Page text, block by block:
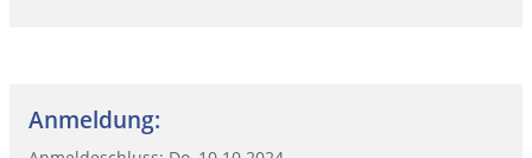
Anmeldung: